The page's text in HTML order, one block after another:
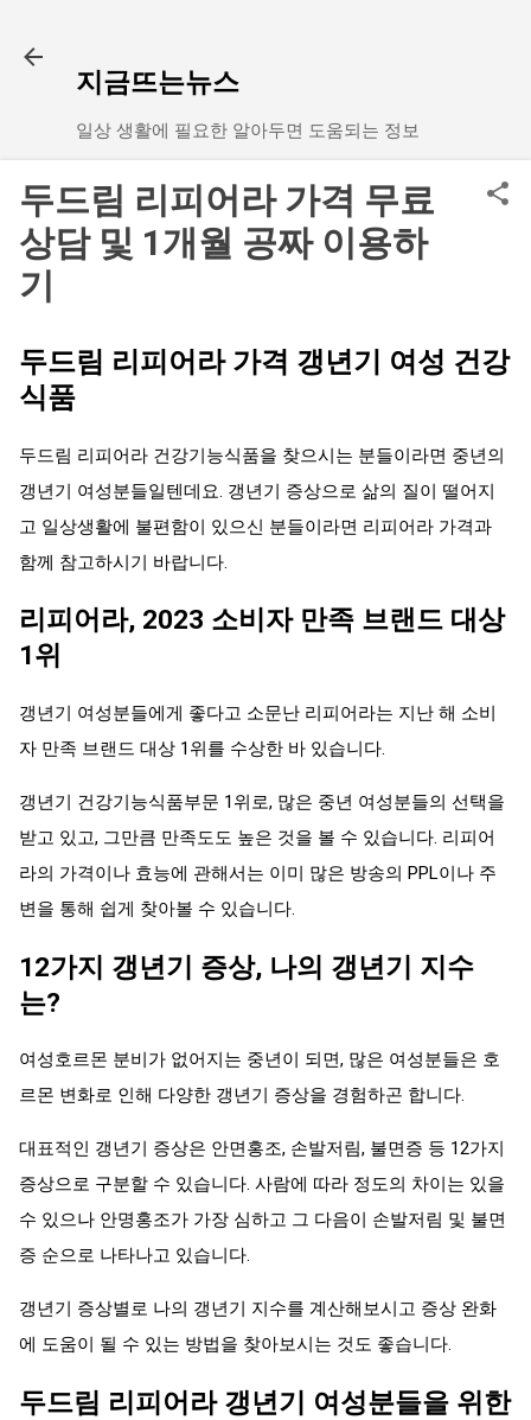
지금뜨는뉴스
일상 생활에 필요한 알아두면 도움되는 정보
두드림 리피어라 가격 무료
상담 및 1개월 공짜 이용하
기
두드림 리피어라 가격 갱년기 여성 건강
식품
두드림 리피어라 건강기능식품을 찾으시는 분들이라면 중년의
갱년기 여성분들일텐데요. 갱년기 증상으로 삶의 질이 떨어지
고 일상생활에 불편함이 있으신 분들이라면 리피어라 가격과
함께 참고하시기 바랍니다.
리피어라, 2023 소비자 만족 브랜드 대상
1위
갱년기 여성분들에게 좋다고 소문난 리피어라는 지난 해 소비
자 만족 브랜드 대상 1위를 수상한 바 있습니다.
갱년기 건강기능식품부문 1위로, 많은 중년 여성분들의 선택을
받고 있고, 그만큼 만족도도 높은 것을 볼 수 있습니다. 리피어
라의 가격이나 효능에 관해서는 이미 많은 방송의 PPL이나 주
변을 통해 쉽게 찾아볼 수 있습니다.
12가지 갱년기 증상, 나의 갱년기 지수
는?
여성호르몬 분비가 없어지는 중년이 되면, 많은 여성분들은 호
르몬 변화로 인해 다양한 갱년기 증상을 경험하곤 합니다.
대표적인 갱년기 증상은 안면홍조, 손발저림, 불면증 등 12가지
증상으로 구분할 수 있습니다. 사람에 따라 정도의 차이는 있을
수 있으나 안명홍조가 가장 심하고 그 다음이 손발저림 및 불면
증 순으로 나타나고 있습니다.
갱년기 증상별로 나의 갱년기 지수를 계산해보시고 증상 완화
에 도움이 될 수 있는 방법을 찾아보시는 것도 좋습니다.
두드림 리피어라 갱년기 여성분들을 위한